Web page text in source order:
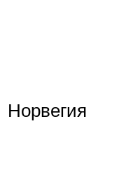
Норвегия